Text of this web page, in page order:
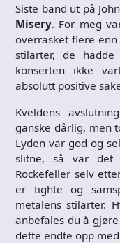
Siste band ut på
Misery. For meg
overrasket flere
stilarter, de
konserten ikke
absolutt positive
Kveldens
ganske dårlig, men
Lyden var god og
slitne, så var det
Rockefeller selv
er tighte og
metalens stilarter.
anbefales du å
dette endte opp